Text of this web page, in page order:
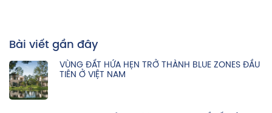
Bài viết gần đây
VÙNG ĐẤT HỨA HẸN TRỞ THÀNH BLUE ZONES ĐẦU
TIÊN Ở VIỆT NAM